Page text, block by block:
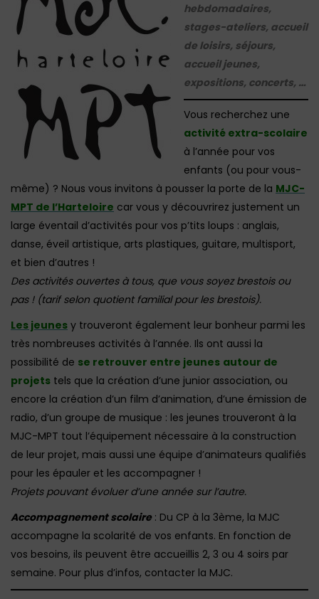
hebdomadaires,
stages-ateliers, accueil
de loisirs, séjours,
accueil jeunes,
expositions, concerts, …
Vous recherchez une
activité extra-scolaire
à l’année pour vos
enfants (ou pour vous-
même) ? Nous vous invitons à pousser la porte de la MJC-
MPT de l’Harteloire car vous y découvrirez justement un
large éventail d’activités pour vos p’tits loups : anglais,
danse, éveil artistique, arts plastiques, guitare, multisport,
et bien d’autres !
Des activités ouvertes à tous, que vous soyez brestois ou
pas ! (tarif selon quotient familial pour les brestois).
Les jeunes y trouveront également leur bonheur parmi les
très nombreuses activités à l’année. Ils ont aussi la
possibilité de se retrouver entre jeunes autour de
projets tels que la création d’une junior association, ou
encore la création d’un film d’animation, d’une émission de
radio, d’un groupe de musique : les jeunes trouveront à la
MJC-MPT tout l’équipement nécessaire à la construction
de leur projet, mais aussi une équipe d’animateurs qualifiés
pour les épauler et les accompagner !
Projets pouvant évoluer d’une année sur l’autre.
Accompagnement scolaire : Du CP à la 3ème, la MJC
accompagne la scolarité de vos enfants. En fonction de
vos besoins, ils peuvent être accueillis 2, 3 ou 4 soirs par
semaine. Pour plus d’infos, contacter la MJC.